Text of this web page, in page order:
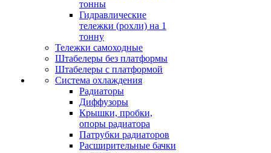
тонны
Гидравлические
тележки (рохли) на 1
тонну
Тележки самоходные
Штабелеры без платформы
Штабелеры с платформой
Система охлаждения
Радиаторы
Диффузоры
Крышки, пробки,
опоры радиатора
Патрубки радиаторов
Расширительные бачки